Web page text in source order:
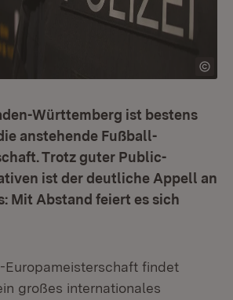
Württemberg ist bestens
anstehende Fußball-
Trotz guter Public-
ist der deutliche Appell an
Mit Abstand feiert es sich
Europameisterschaft findet
großes internationales